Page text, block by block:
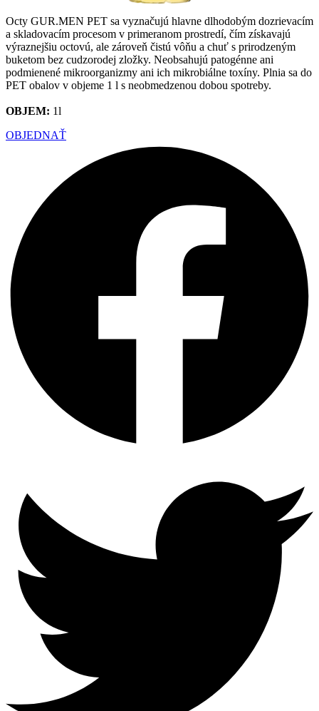
Octy GUR.MEN PET sa vyznačujú hlavne dlhodobým dozrievacím
a skladovacím procesom v primeranom prostredí, čím získavajú
výraznejšiu octovú, ale zároveň čistú vôňu a chuť s prirodzeným
buketom bez cudzorodej zložky. Neobsahujú patogénne ani
podmienené mikroorganizmy ani ich mikrobiálne toxíny. Plnia sa do
PET obalov v objeme 1 l s neobmedzenou dobou spotreby.
OBJEM: 1l
OBJEDNAŤ